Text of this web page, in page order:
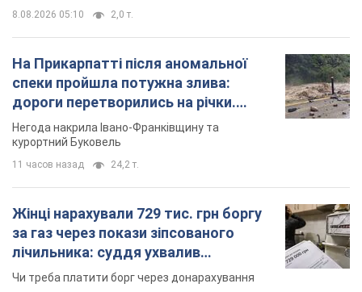
8.08.2026 05:10 2,0 т.
На Прикарпатті після аномальної
спеки пройшла потужна злива:
дороги перетворились на річки.
Відео
Негода накрила Івано-Франківщину та
курортний Буковель
11 часов назад 24,2 т.
Жінці нарахували 729 тис. грн боргу
за газ через покази зіпсованого
лічильника: суддя ухвалив
неочікуване рішення
Чи треба платити борг через донарахування